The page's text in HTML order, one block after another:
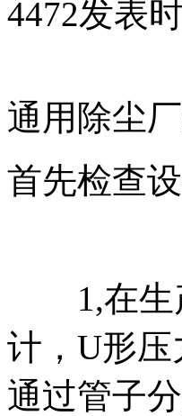
4472发表
通用除尘
首先检查
1,在生
计，U形
通过管子